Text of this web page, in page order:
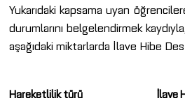
Yukarıdaki kapsama uyan
durumlarını belgelendirmek
aşağıdaki miktarlarda İlave Hibe
Hareketlilik türü
İlave